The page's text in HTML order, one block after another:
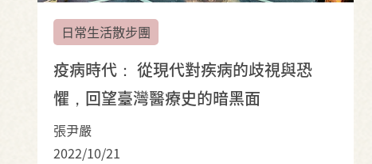
日常生活散步團
疫病時代： 從現代對疾病的歧視與恐
懼，回望臺灣醫療史的暗黑面
張尹嚴
2022/10/21